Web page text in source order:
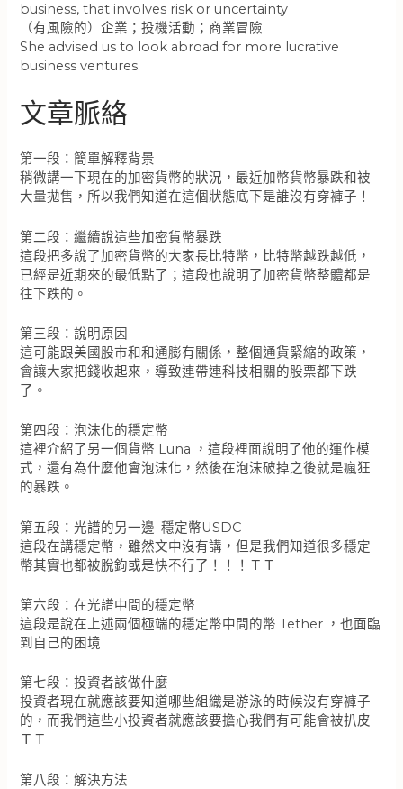
business, that involves risk or uncertainty
（有風險的）企業；投機活動；商業冒險
She advised us to look abroad for more lucrative
business ventures.
文章脈絡
第一段：簡單解釋背景
稍微講一下現在的加密貨幣的狀況，最近加幣貨幣暴跌和被
大量拋售，所以我們知道在這個狀態底下是誰沒有穿褲子！
第二段：繼續說這些加密貨幣暴跌
這段把多說了加密貨幣的大家長比特幣，比特幣越跌越低，
已經是近期來的最低點了；這段也說明了加密貨幣整體都是
往下跌的。
第三段：說明原因
這可能跟美國股市和和通膨有關係，整個通貨緊縮的政策，
會讓大家把錢收起來，導致連帶連科技相關的股票都下跌
了。
第四段：泡沫化的穩定幣
這裡介紹了另一個貨幣 Luna ，這段裡面說明了他的運作模
式，還有為什麼他會泡沫化，然後在泡沫破掉之後就是瘋狂
的暴跌。
第五段：光譜的另一邊–穩定幣USDC
這段在講穩定幣，雖然文中沒有講，但是我們知道很多穩定
幣其實也都被脫鉤或是快不行了！！！ＴＴ
第六段：在光譜中間的穩定幣
這段是說在上述兩個極端的穩定幣中間的幣 Tether ，也面臨
到自己的困境
第七段：投資者該做什麼
投資者現在就應該要知道哪些組織是游泳的時候沒有穿褲子
的，而我們這些小投資者就應該要擔心我們有可能會被扒皮
ＴＴ
第八段：解決方法